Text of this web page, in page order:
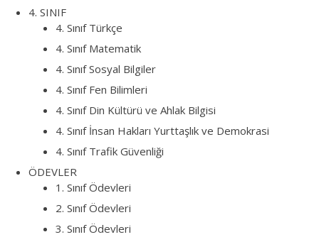
4. SINIF
4. Sınıf Türkçe
4. Sınıf Matematik
4. Sınıf Sosyal Bilgiler
4. Sınıf Fen Bilimleri
4. Sınıf Din Kültürü ve Ahlak Bilgisi
4. Sınıf İnsan Hakları Yurttaşlık ve Demokrasi
4. Sınıf Trafik Güvenliği
ÖDEVLER
1. Sınıf Ödevleri
2. Sınıf Ödevleri
3. Sınıf Ödevleri